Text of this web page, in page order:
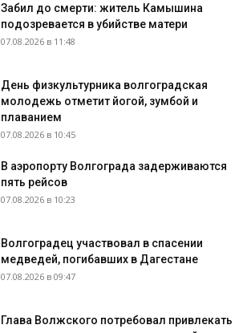
Забил до смерти: житель Камышина
подозревается в убийстве матери
07.08.2026 в 11:48
День физкультурника волгоградская
молодежь отметит йогой, зумбой и
плаванием
07.08.2026 в 10:45
В аэропорту Волгограда задерживаются
пять рейсов
07.08.2026 в 10:23
Волгоградец участвовал в спасении
медведей, погибавших в Дагестане
07.08.2026 в 09:47
Глава Волжского потребовал привлекать